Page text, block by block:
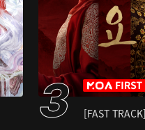
[FAST